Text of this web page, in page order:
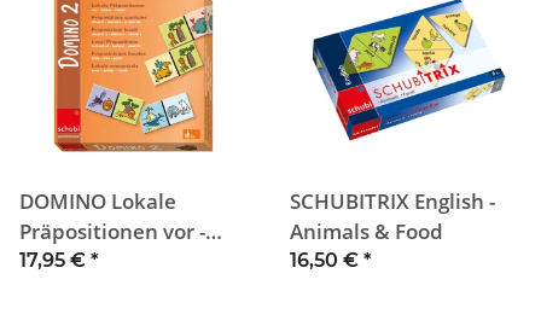
DOMINO Lokale
Präpositionen vor -
hinter - neben
17,95 € *
SCHUBITRIX English -
Animals & Food
16,50 € *